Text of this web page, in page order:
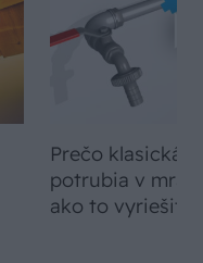
Prečo klasická
potrubia v
ako to vyriešiť